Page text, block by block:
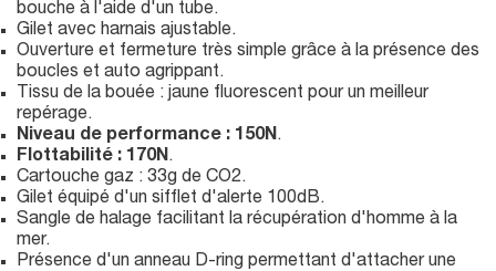
bouche à l'aide d'un tube.
Gilet avec harnais ajustable.
Ouverture et fermeture très simple grâce à la présence des
boucles et auto agrippant.
Tissu de la bouée : jaune fluorescent pour un meilleur
repérage.
Niveau de performance : 150N.
Flottabilité : 170N.
Cartouche gaz : 33g de CO2.
Gilet équipé d'un sifflet d'alerte 100dB.
Sangle de halage facilitant la récupération d'homme à la
mer.
Présence d'un anneau D-ring permettant d'attacher une